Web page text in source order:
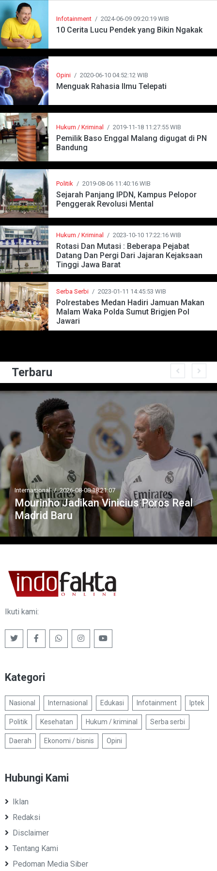
Infotainment / 2024-06-09 09:20:19 WIB
10 Cerita Lucu Pendek yang Bikin Ngakak
Opini / 2020-06-10 04:52:12 WIB
Menguak Rahasia Ilmu Telepati
Hukum / Kriminal / 2019-11-18 11:27:55 WIB
Pemilik Baso Enggal Malang digugat di PN
Bandung
Politik / 2019-08-06 11:40:16 WIB
Sejarah Panjang IPDN, Kampus Pelopor
Penggerak Revolusi Mental
Hukum / Kriminal / 2023-10-10 17:22:16 WIB
Rotasi Dan Mutasi : Beberapa Pejabat
Datang Dan Pergi Dari Jajaran Kejaksaan
Tinggi Jawa Barat
Serba Serbi / 2023-01-11 14:45:53 WIB
Polrestabes Medan Hadiri Jamuan Makan
Malam Waka Polda Sumut Brigjen Pol
Jawari
Terbaru
Internasional / 2026-08-08 18:21:07
Mourinho Jadikan Vinicius Poros Real
Madrid Baru
Ikuti kami:
Kategori
Nasional Internasional Edukasi Infotainment Iptek
Politik Kesehatan Hukum / kriminal Serba serbi
Daerah Ekonomi / bisnis Opini
Hubungi Kami
Iklan
Redaksi
Disclaimer
Tentang Kami
Pedoman Media Siber